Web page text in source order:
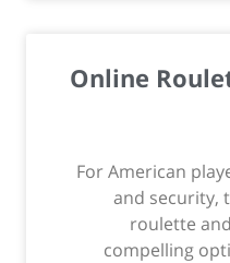
Online
For American
and security,
roulette
compelling